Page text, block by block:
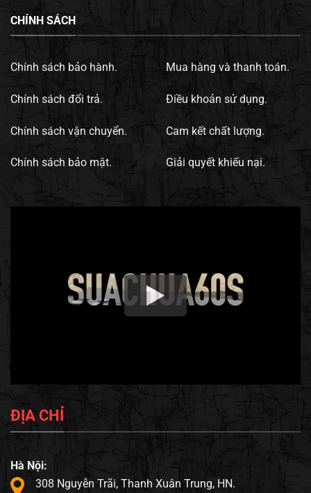
CHÍNH SÁCH
Chính sách bảo hành.
Chính sách đổi trả.
Chính sách vận chuyển.
Chính sách bảo mật.
Mua hàng và thanh toán.
Điều khoản sử dụng.
Cam kết chất lượng.
Giải quyết khiếu nại.
ĐỊA CHỈ
Hà Nội:
308 Nguyễn Trãi, Thanh Xuân Trung, HN.